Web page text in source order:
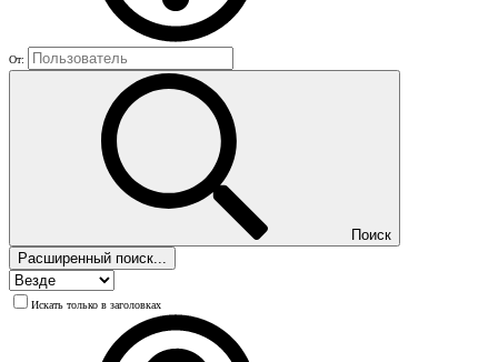
От:
Поиск
Расширенный поиск...
Искать только в заголовках